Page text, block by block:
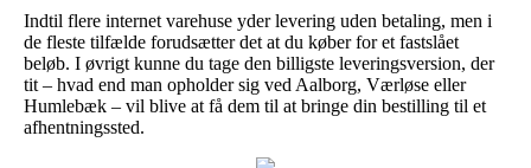
Indtil flere internet varehuse yder levering uden betaling, men i
de fleste tilfælde forudsætter det at du køber for et fastslået
beløb. I øvrigt kunne du tage den billigste leveringsversion, der
tit – hvad end man opholder sig ved Aalborg, Værløse eller
Humlebæk – vil blive at få dem til at bringe din bestilling til et
afhentningssted.